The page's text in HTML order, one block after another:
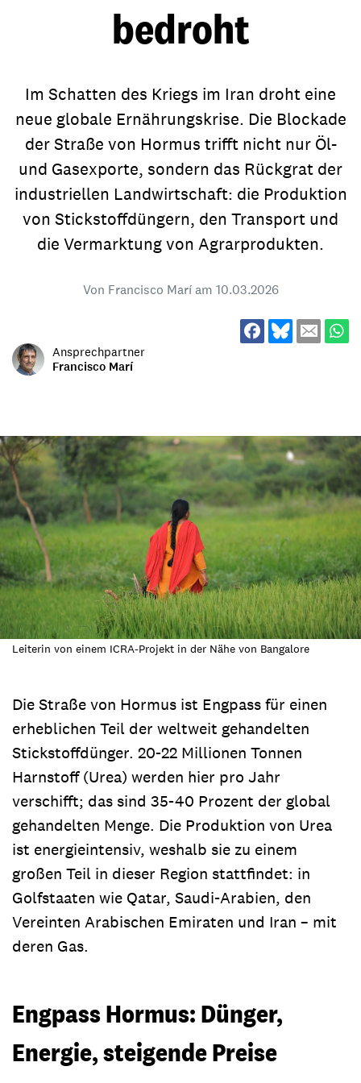
bedroht
Im Schatten des Kriegs im Iran droht eine
neue globale Ernährungskrise. Die Blockade
der Straße von Hormus trifft nicht nur Öl-
und Gasexporte, sondern das Rückgrat der
industriellen Landwirtschaft: die Produktion
von Stickstoffdüngern, den Transport und
die Vermarktung von Agrarprodukten.
Von Francisco Marí am 10.03.2026
Ansprechpartner
Francisco Marí
Leiterin von einem ICRA-Projekt in der Nähe von Bangalore
Die Straße von Hormus ist Engpass für einen
erheblichen Teil der weltweit gehandelten
Stickstoffdünger. 20-22 Millionen Tonnen
Harnstoff (Urea) werden hier pro Jahr
verschifft; das sind 35-40 Prozent der global
gehandelten Menge. Die Produktion von Urea
ist energieintensiv, weshalb sie zu einem
großen Teil in dieser Region stattfindet: in
Golfstaaten wie Qatar, Saudi‑Arabien, den
Vereinten Arabischen Emiraten und Iran – mit
deren Gas.
Engpass Hormus: Dünger,
Energie, steigende Preise